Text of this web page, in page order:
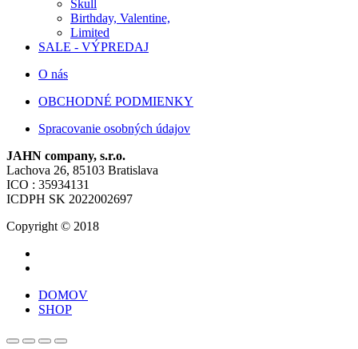
Skull
Birthday, Valentine,
Limited
SALE - VÝPREDAJ
O nás
OBCHODNÉ PODMIENKY
Spracovanie osobných údajov
JAHN company, s.r.o.
Lachova 26, 85103 Bratislava
ICO : 35934131
ICDPH SK 2022002697
Copyright © 2018
DOMOV
SHOP